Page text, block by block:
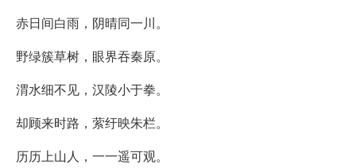
赤日间白雨，阴晴同一川。
野绿簇草树，眼界吞秦原。
渭水细不见，汉陵小于拳。
却顾来时路，萦纡映朱栏。
历历上山人，一一遥可观。